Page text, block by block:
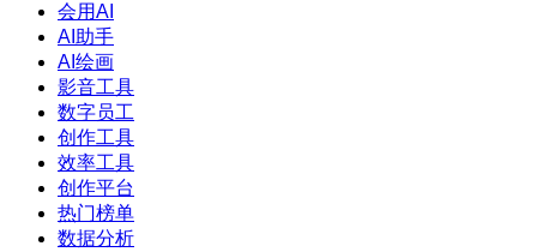
会用AI
AI助手
AI绘画
影音工具
数字员工
创作工具
效率工具
创作平台
热门榜单
数据分析